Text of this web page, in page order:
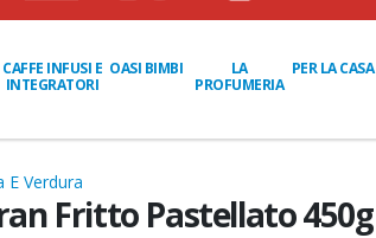
CAFFE INFUSI E
INTEGRATORI
OASI BIMBI
LA
PROFUMERIA
PER LA CASA
E Verdura
Fritto Pastellato 450g